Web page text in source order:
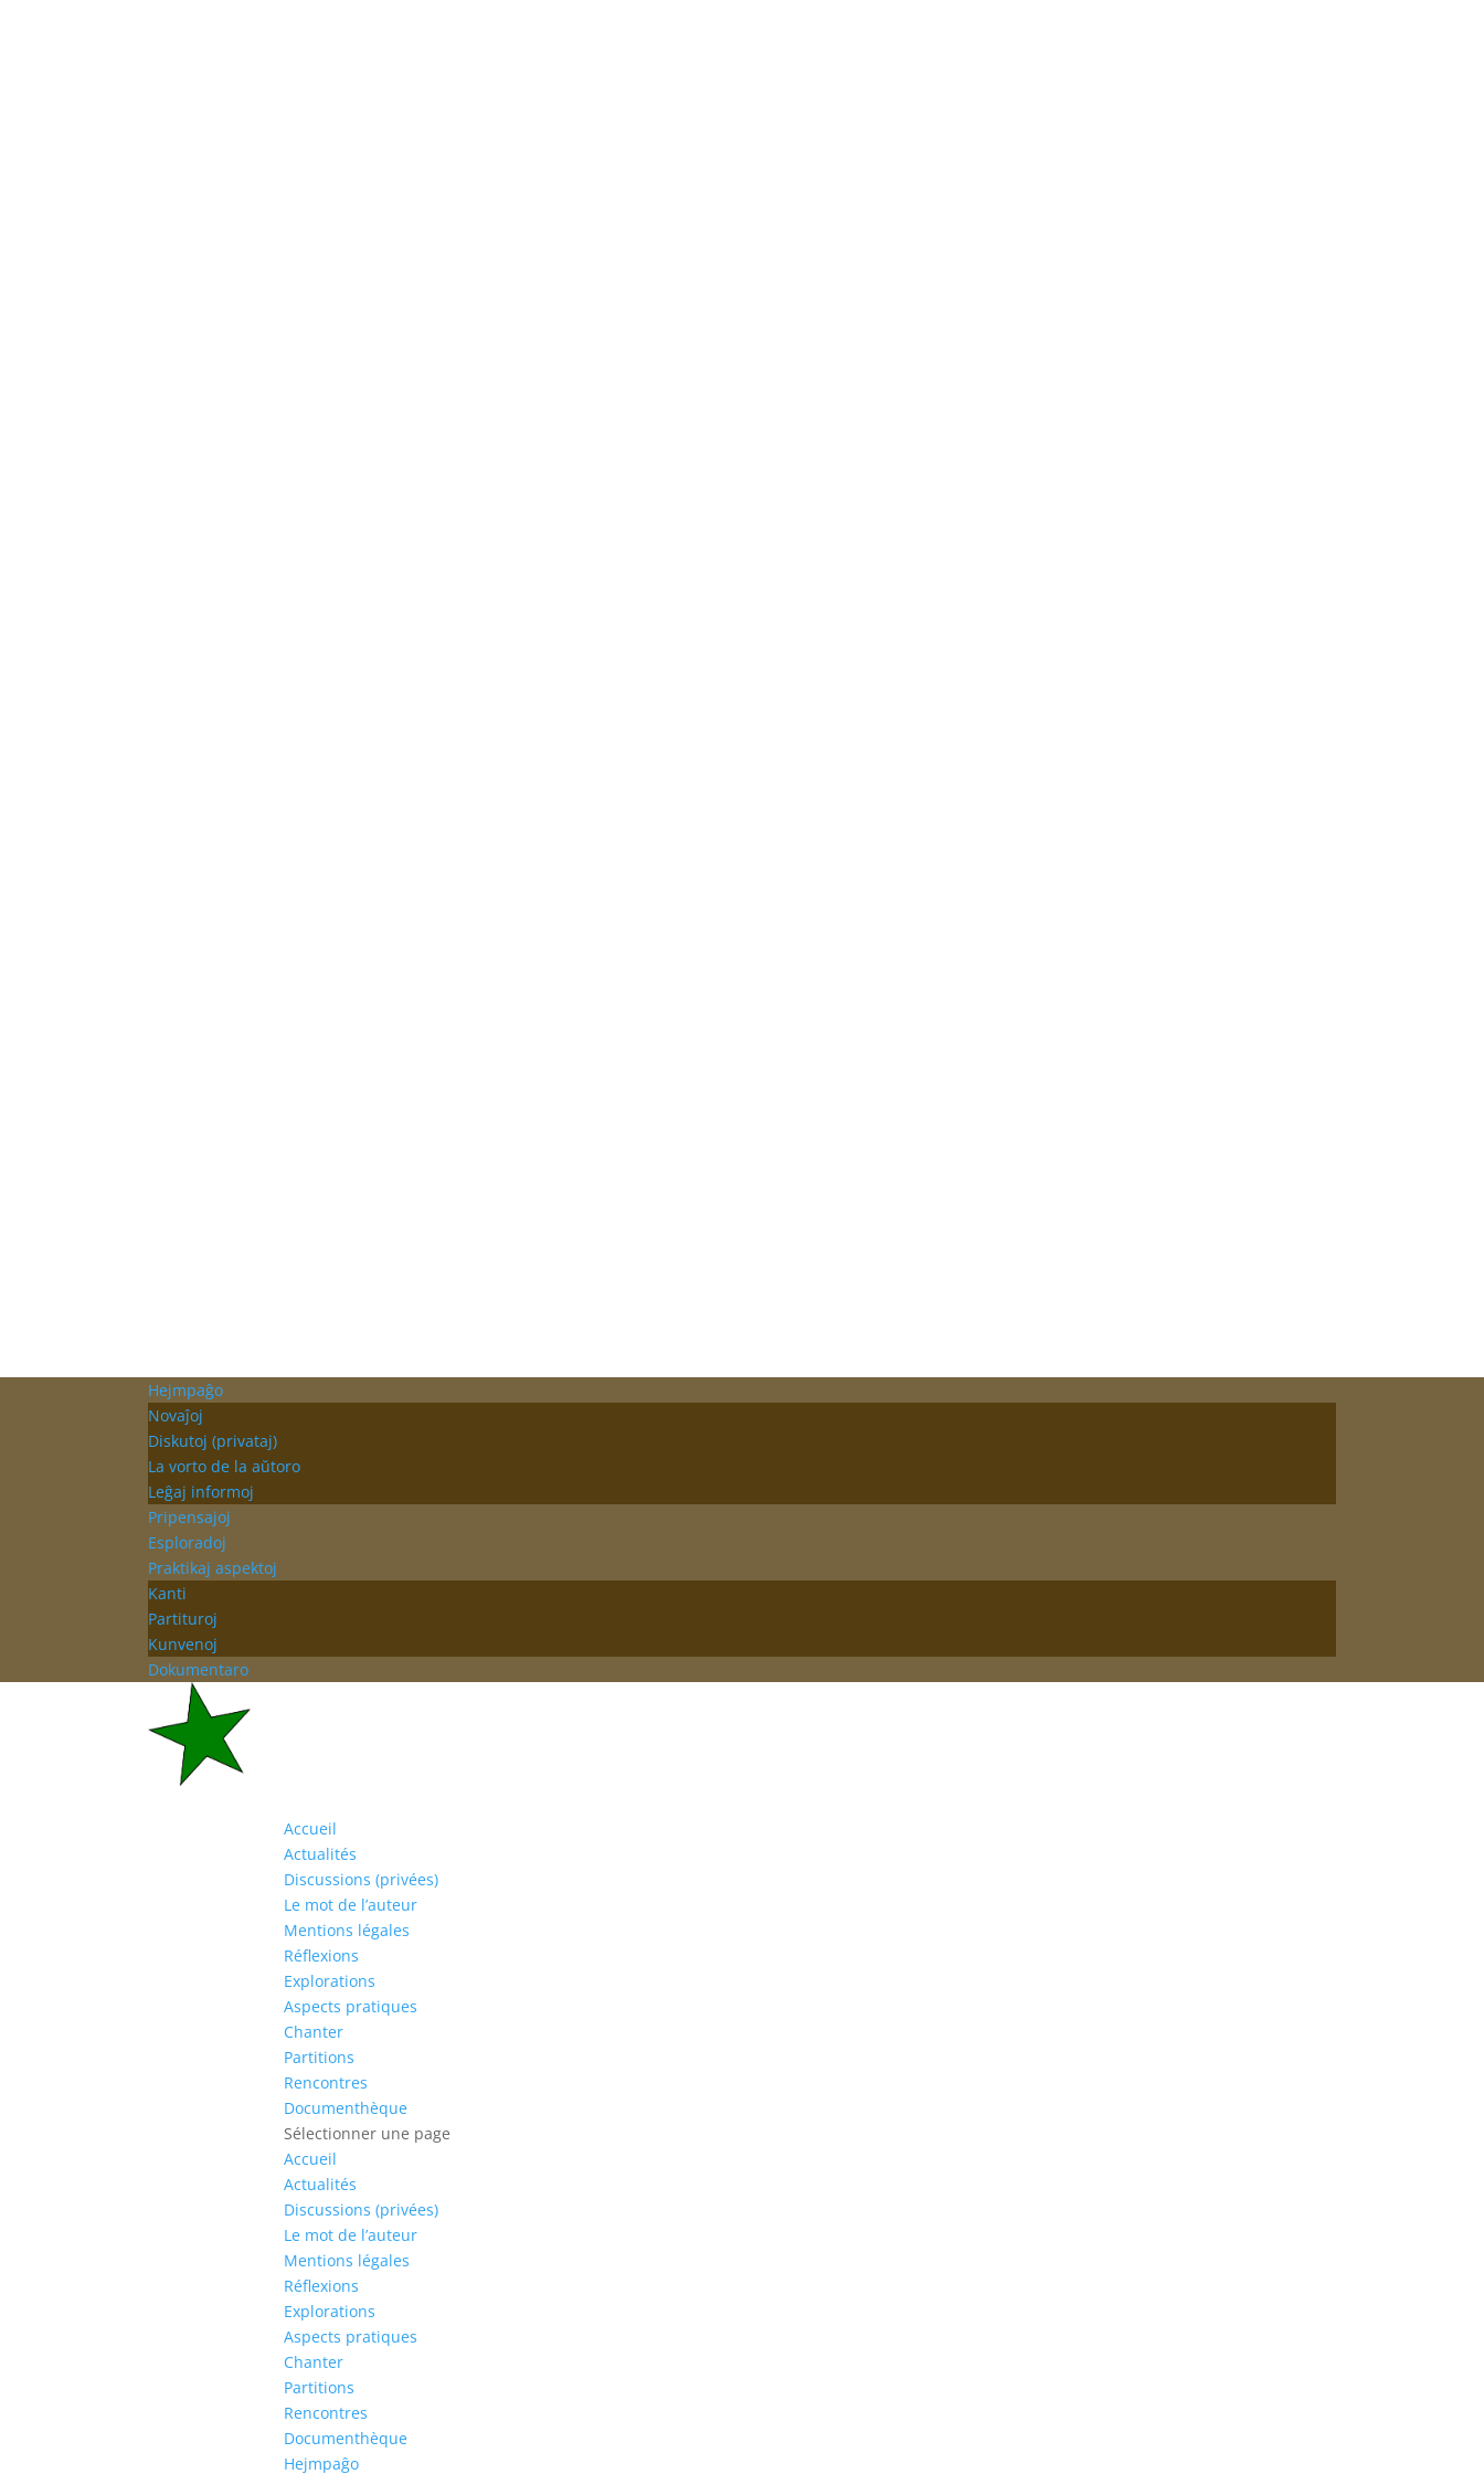
Hejmpaĝo
Novaĵoj
Diskutoj (privataj)
La vorto de la aŭtoro
Leĝaj informoj
Pripensajoj
Esploradoj
Praktikaj aspektoj
Kanti
Partituroj
Kunvenoj
Dokumentaro
Accueil
Actualités
Discussions (privées)
Le mot de l’auteur
Mentions légales
Réflexions
Explorations
Aspects pratiques
Chanter
Partitions
Rencontres
Documenthèque
Sélectionner une page
Accueil
Actualités
Discussions (privées)
Le mot de l’auteur
Mentions légales
Réflexions
Explorations
Aspects pratiques
Chanter
Partitions
Rencontres
Documenthèque
Hejmpaĝo